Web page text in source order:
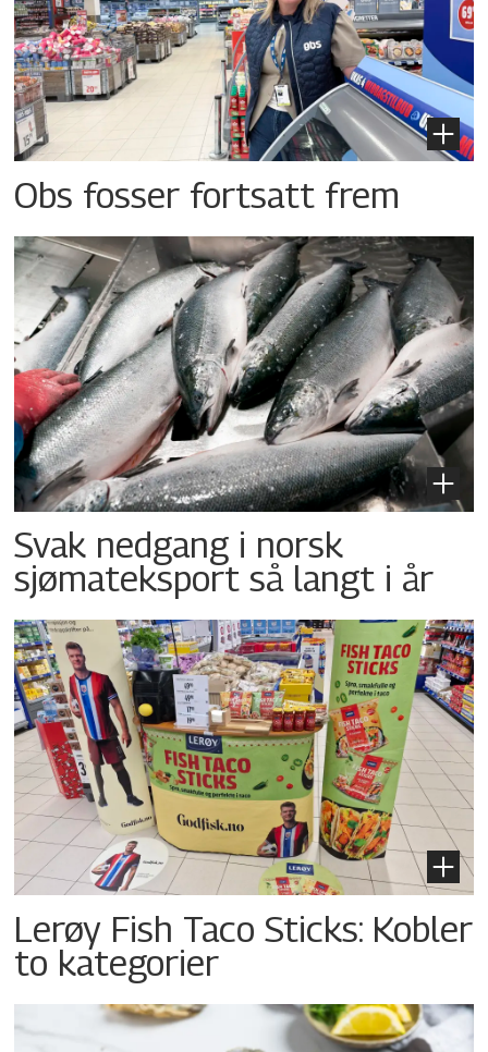
Obs fosser fortsatt frem
Svak nedgang i norsk
sjømateksport så langt i år
Lerøy Fish Taco Sticks: Kobler
to kategorier